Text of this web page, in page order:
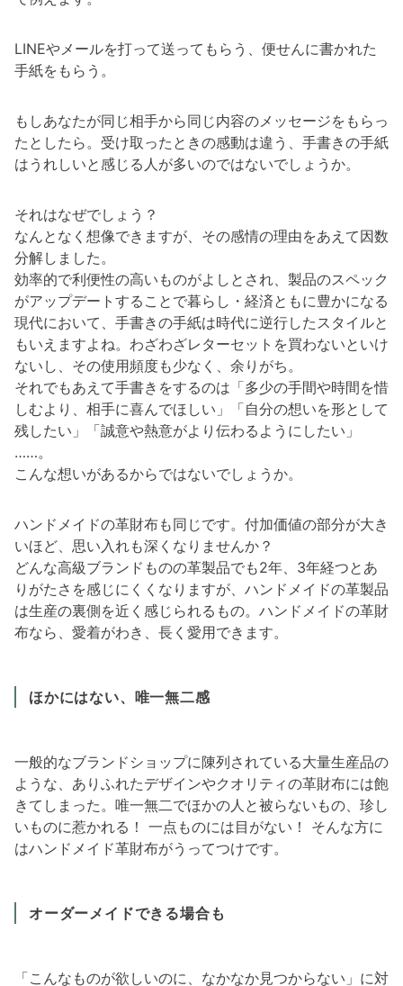
LINEやメールを打って送ってもらう、便せんに書かれた
手紙をもらう。
もしあなたが同じ相手から同じ内容のメッセージをもらっ
たとしたら。受け取ったときの感動は違う、手書きの手紙
はうれしいと感じる人が多いのではないでしょうか。
それはなぜでしょう？
なんとなく想像できますが、その感情の理由をあえて因数
分解しました。
効率的で利便性の高いものがよしとされ、製品のスペック
がアップデートすることで暮らし・経済ともに豊かになる
現代において、手書きの手紙は時代に逆行したスタイルと
もいえますよね。わざわざレターセットを買わないといけ
ないし、その使用頻度も少なく、余りがち。
それでもあえて手書きをするのは「多少の手間や時間を惜
しむより、相手に喜んでほしい」「自分の想いを形として
残したい」「誠意や熱意がより伝わるようにしたい」
……。
こんな想いがあるからではないでしょうか。
ハンドメイドの革財布も同じです。付加価値の部分が大き
いほど、思い入れも深くなりませんか？
どんな高級ブランドものの革製品でも2年、3年経つとあ
りがたさを感じにくくなりますが、ハンドメイドの革製品
は生産の裏側を近く感じられるもの。ハンドメイドの革財
布なら、愛着がわき、長く愛用できます。
ほかにはない、唯一無二感
一般的なブランドショップに陳列されている大量生産品の
ような、ありふれたデザインやクオリティの革財布には飽
きてしまった。唯一無二でほかの人と被らないもの、珍し
いものに惹かれる！ 一点ものには目がない！ そんな方に
はハンドメイド革財布がうってつけです。
オーダーメイドできる場合も
「こんなものが欲しいのに、なかなか見つからない」に対